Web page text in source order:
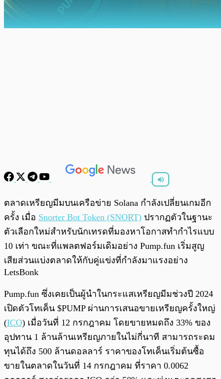
พร้อมเล่น 0:00
ตลาดเหรียญมีมบนเครือข่าย Solana กำลังเปลี่ยนเกมอีก
ครั้ง เมื่อ Snorter Bot Token (SNORT) ปรากฏตัวในฐานะ
ตัวเลือกใหม่สำหรับนักเทรดที่มองหาโอกาสทำกำไรแบบ
10 เท่า ขณะที่แพลตฟอร์มเดิมอย่าง Pump.fun เริ่มสูญ
เสียส่วนแบ่งตลาดให้กับคู่แข่งที่กำลังมาแรงอย่าง
LetsBonk
Pump.fun ซึ่งเคยเป็นผู้นำในกระแสเหรียญมีมช่วงปี 2024
เปิดตัวโทเค็น $PUMP ผ่านการเสนอขายเหรียญครั้งใหญ่
(ICO) เมื่อวันที่ 12 กรกฎาคม โดยขายหมดถึง 33% ของ
อุปทาน 1 ล้านล้านเหรียญภายในไม่กี่นาที สามารถระดม
ทุนได้ถึง 500 ล้านดอลลาร์ ราคาของโทเค็นเริ่มต้นซื้อ
ขายในตลาดในวันที่ 14 กรกฎาคม ที่ราคา 0.0062